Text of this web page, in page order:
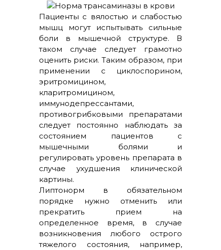
Пациенты с вялостью и слабостью
мышц могут испытывать сильные
боли в мышечной структуре. В
таком случае следует грамотно
оценить риски. Таким образом, при
применении с циклоспорином,
эритромицином,
кларитромицином,
иммунодепрессантами,
противогрибковыми препаратами
следует постоянно наблюдать за
состоянием пациентов с
мышечными болями и
регулировать уровень препарата в
случае ухудшения клинической
картины.
Липтонорм в обязательном
порядке нужно отменить или
прекратить прием на
определенное время, в случае
возникновения любого острого
тяжелого состояния, например,